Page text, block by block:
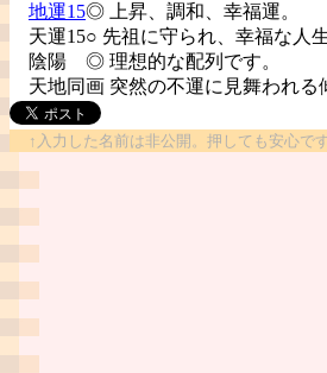
地運15◎ 上昇、調和、幸福運。
天運15○ 先祖に守られ、幸福な人生
陰陽 ◎ 理想的な配列です。
天地同画 突然の不運に見舞われる
↑入力した名前は非公開。押しても安心です